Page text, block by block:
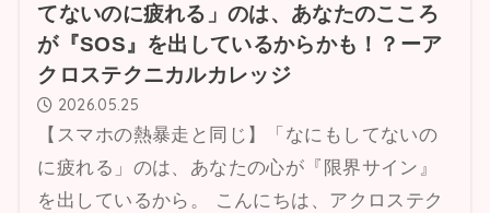
てないのに疲れる」のは、あなたのこころ
が『SOS』を出しているからかも！？ーア
クロステクニカルカレッジ
2026.05.25
【スマホの熱暴走と同じ】「なにもしてないの
に疲れる」のは、あなたの心が『限界サイン』
を出しているから。 こんにちは、アクロステク